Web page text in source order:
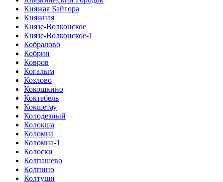
Княжая Байгора
Княжная
Князе-Волконское
Князе-Волконское-1
Кобралово
Кобрин
Ковров
Когалым
Козлово
Кокошкино
Коктебель
Кокшетау
Колодезный
Колокша
Коломна
Коломна-1
Колоски
Колпашево
Колпино
Колтуши